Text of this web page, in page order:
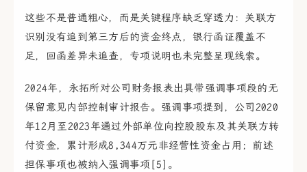
这些不是普通粗心，而是关键程序缺乏穿透力：关联方
识别没有追到第三方后的资金终点，银行函证覆盖不
足，回函差异未追查，专项说明也未完整呈现线索。
2024年，永拓所对公司财务报表出具带强调事项段的无
保留意见内部控制审计报告。强调事项提到，公司2020
年12月至2023年通过外部单位向控股股东及其关联方转
付资金，累计形成8,344万元非经营性资金占用；前述
担保事项也被纳入强调事项[5]。